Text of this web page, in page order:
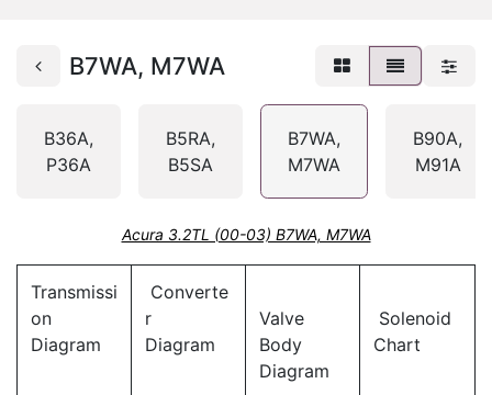
B7WA, M7WA
B36A,
P36A
B5RA,
B5SA
B7WA,
M7WA
B90A,
M91A
Acura 3.2TL (00-03) B7WA, M7WA
Transmissi
on
Diagram
Converte
r
Diagram
Valve
Body
Diagram
Solenoid
Chart